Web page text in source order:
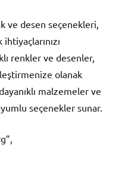
ve desen seçenekleri,
renkler ve desenler,
olanak
malzemeler ve
seçenekler sunar.